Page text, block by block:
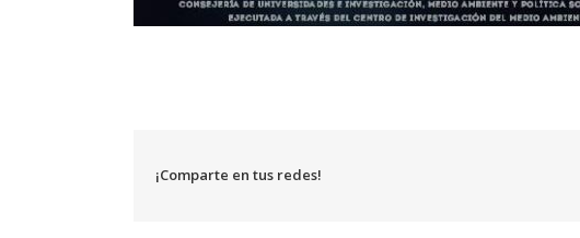
¡Comparte en tus redes!